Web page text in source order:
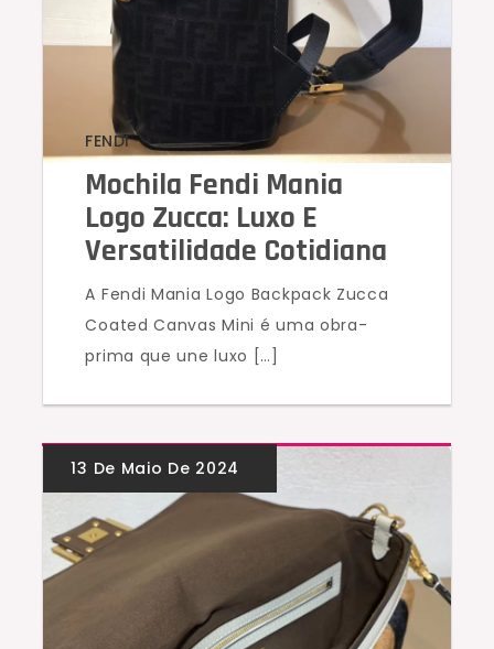
FENDI
Mochila Fendi Mania
Logo Zucca: Luxo E
Versatilidade Cotidiana
A Fendi Mania Logo Backpack Zucca
Coated Canvas Mini é uma obra-
prima que une luxo […]